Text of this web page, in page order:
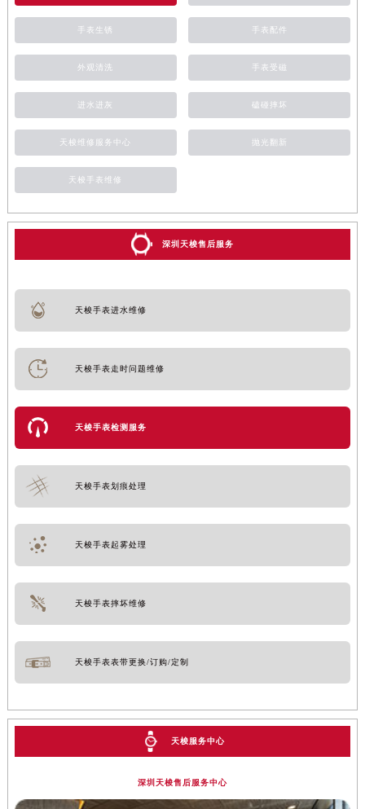
手表生锈 手表配件
外观清洗 手表受磁
进水进灰 磕碰摔坏
天梭维修服务中心 抛光翻新
天梭手表维修
深圳天梭售后服务
天梭手表进水维修
天梭手表走时问题维修
天梭手表检测服务
天梭手表划痕处理
天梭手表起雾处理
天梭手表摔坏维修
天梭手表表带更换/订购/定制
天梭服务中心
深圳天梭售后服务中心